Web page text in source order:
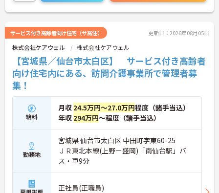
サービス付き高齢者向け住宅（サ高住） 更新日：2026年08月05日
株式会社ケアウェル 株式会社ケアウェル
【宮城県／仙台市太白区】 サービス付き高齢者
向け住宅内にある、訪問介護事業所で管理者募
集！
給料
月収 24.5万円～27.0万円程度（諸手当込）
年収 294万円～程度（諸手当込）
勤務地
宮城県 仙台市太白区 中田町字東60-25
ＪＲ東北本線(上野－盛岡)「南仙台駅」バ
ス・車9分
正社員(正職員)